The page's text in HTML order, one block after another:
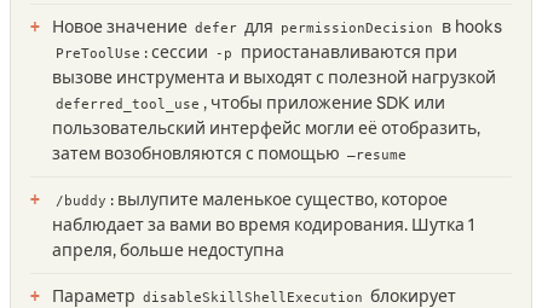
Новое значение defer для permissionDecision в hooks
PreToolUse : сессии -p
приостанавливаются при
вызове инструмента и выходят с полезной нагрузкой
deferred_tool_use , чтобы приложение SDK или
пользовательский интерфейс могли её отобразить,
затем возобновляются с помощью —resume
/buddy : вылупите маленькое существо, которое
наблюдает за вами во время кодирования. Шутка 1
апреля, больше недоступна
Параметр disableSkillShellExecution блокирует